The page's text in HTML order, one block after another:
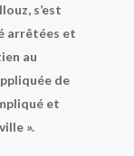
s’est
arrêtées et
au
de
et
».